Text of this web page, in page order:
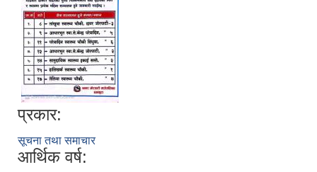
प्रकार:
सूचना तथा समाचार
आर्थिक वर्ष: